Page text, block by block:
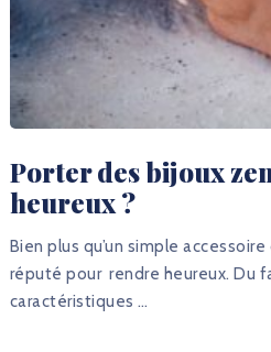
Porter des bijoux
heureux ?
Bien plus qu’un simple
réputé pour rendre heureux. Du
caractéristiques …